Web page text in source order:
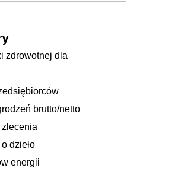
zdrowotnej dla
brutto/netto
dzieło
energii